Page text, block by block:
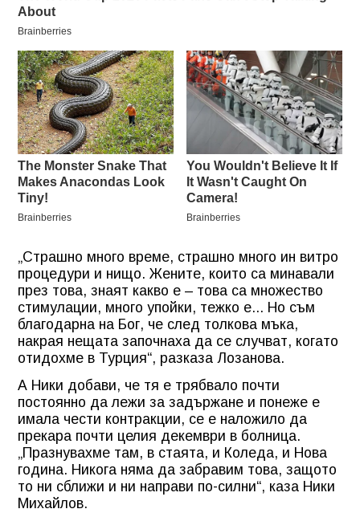
„Страшно много време, страшно много ин витро
процедури и нищо. Жените, които са минавали
през това, знаят какво е – това са множество
стимулации, много упойки, тежко е... Но съм
благодарна на Бог, че след толкова мъка,
накрая нещата започнаха да се случват, когато
отидохме в Турция“, разказа Лозанова.
А Ники добави, че тя е трябвало почти
постоянно да лежи за задържане и понеже е
имала чести контракции, се е наложило да
прекара почти целия декември в болница.
„Празнувахме там, в стаята, и Коледа, и Нова
година. Никога няма да забравим това, защото
то ни сближи и ни направи по-силни“, каза Ники
Михайлов.